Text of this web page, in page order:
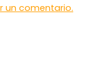
un comentario.